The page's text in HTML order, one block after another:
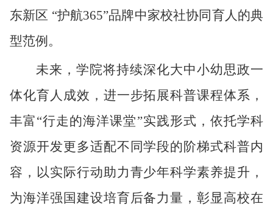
东新区 “护航365”品牌中家校社协同育人的典
型范例。
未来，学院将持续深化大中小幼思政一
体化育人 成效 ，进一步拓展科普课程体系，
丰富“行走的海洋课堂”实践形式，依托学科
资源开发更多适配不同学段的阶梯式科普内
容，以实际行动助力青少年科学素养提升，
为海洋强国建设培育后备力量，彰显高校在